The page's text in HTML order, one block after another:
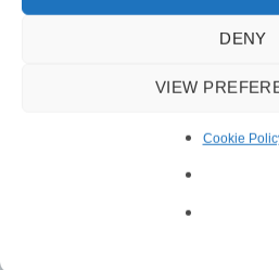
DENY
VIEW
Cookie